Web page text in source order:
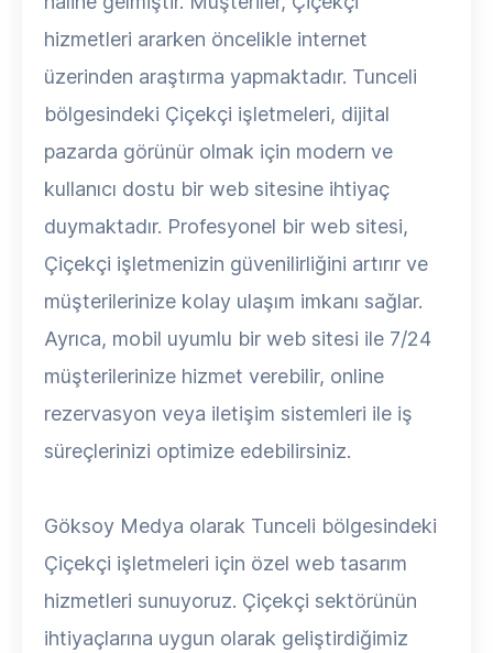
hizmetleri ararken öncelikle internet
üzerinden araştırma yapmaktadır. Tunceli
bölgesindeki Çiçekçi işletmeleri, dijital
pazarda görünür olmak için modern ve
kullanıcı dostu bir web sitesine ihtiyaç
duymaktadır. Profesyonel bir web sitesi,
Çiçekçi işletmenizin güvenilirliğini artırır ve
müşterilerinize kolay ulaşım imkanı sağlar.
Ayrıca, mobil uyumlu bir web sitesi ile 7/24
müşterilerinize hizmet verebilir, online
rezervasyon veya iletişim sistemleri ile iş
süreçlerinizi optimize edebilirsiniz.
Göksoy Medya olarak Tunceli bölgesindeki
Çiçekçi işletmeleri için özel web tasarım
hizmetleri sunuyoruz. Çiçekçi sektörünün
ihtiyaçlarına uygun olarak geliştirdiğimiz